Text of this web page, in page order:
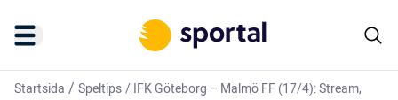
Startsida / Speltips/IFK Göteborg – Malmö FF (17/4): Stream,